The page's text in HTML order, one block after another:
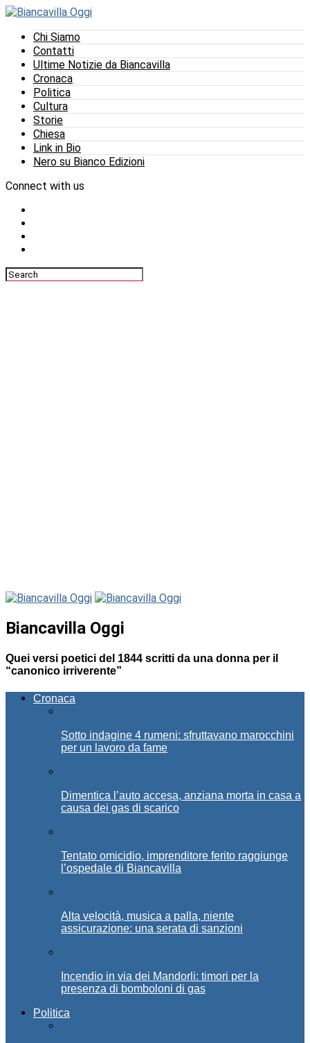
Chi Siamo
Contatti
Ultime Notizie da Biancavilla
Cronaca
Politica
Cultura
Storie
Chiesa
Link in Bio
Nero su Bianco Edizioni
Connect with us
Biancavilla Oggi
Quei versi poetici del 1844 scritti da una donna per il
“canonico irriverente”
Cronaca
Sotto indagine 4 rumeni: sfruttavano marocchini
per un lavoro da fame
Dimentica l’auto accesa, anziana morta in casa a
causa dei gas di scarico
Tentato omicidio, imprenditore ferito raggiunge
l’ospedale di Biancavilla
Alta velocità, musica a palla, niente
assicurazione: una serata di sanzioni
Incendio in via dei Mandorli: timori per la
presenza di bomboloni di gas
Politica